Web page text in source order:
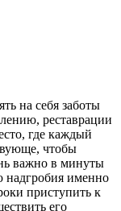
на себя заботы
реставрации
где каждый
чтобы
важно в минуты
надгробия именно
приступить к
его